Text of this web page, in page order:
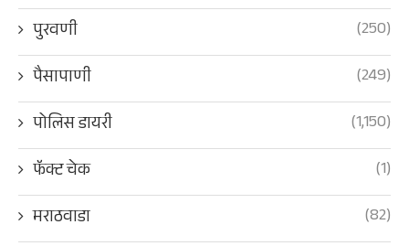
पुरवणी
(250)
पैसापाणी
(249)
पोलिस डायरी
(1,150)
फॅक्ट चेक
(1)
मराठवाडा
(82)